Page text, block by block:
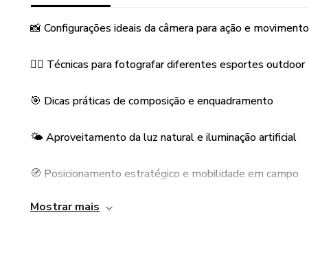
📸 Configurações ideais da câmera para ação e movimento
🏃‍♂️ Técnicas para fotografar diferentes esportes outdoor
🎯 Dicas práticas de composição e enquadramento
🌤️ Aproveitamento da luz natural e iluminação artificial
🧭 Posicionamento estratégico e mobilidade em campo
🛠️ Processos de edição e seleção de imagens
Mostrar mais